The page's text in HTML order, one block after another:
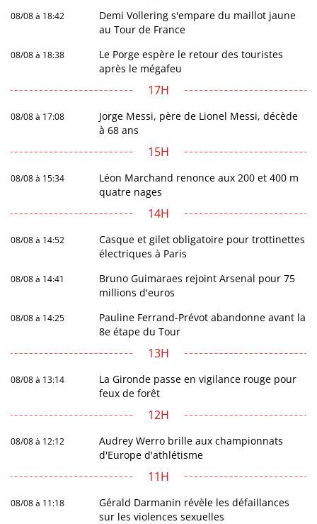
08/08 à 18:42
Demi Vollering s'empare du maillot jaune
au Tour de France
08/08 à 18:38
Le Porge espère le retour des touristes
après le mégafeu
17H
08/08 à 17:08
Jorge Messi, père de Lionel Messi, décède
à 68 ans
15H
08/08 à 15:34
Léon Marchand renonce aux 200 et 400 m
quatre nages
14H
08/08 à 14:52
Casque et gilet obligatoire pour trottinettes
électriques à Paris
08/08 à 14:41
Bruno Guimaraes rejoint Arsenal pour 75
millions d'euros
08/08 à 14:25
Pauline Ferrand-Prévot abandonne avant la
8e étape du Tour
13H
08/08 à 13:14
La Gironde passe en vigilance rouge pour
feux de forêt
12H
08/08 à 12:12
Audrey Werro brille aux championnats
d'Europe d'athlétisme
11H
08/08 à 11:18
Gérald Darmanin révèle les défaillances
sur les violences sexuelles